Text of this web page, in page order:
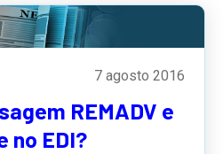
7 agosto 2016
REMADV e
no EDI?